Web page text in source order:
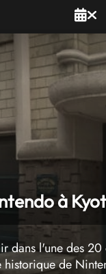
à
l'une des
historique de